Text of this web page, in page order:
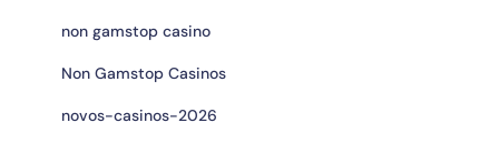
non gamstop casino
Non Gamstop Casinos
novos-casinos-2026